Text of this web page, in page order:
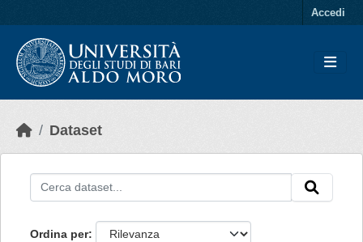
Accedi
Dataset
Ordina per